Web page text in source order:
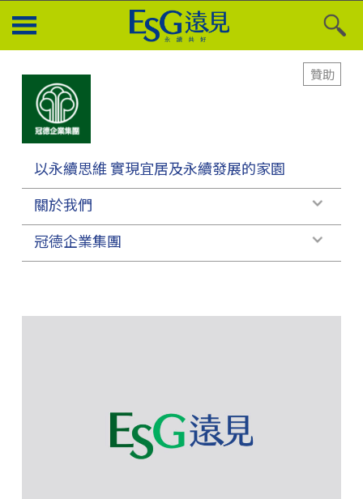
贊助
以永續思維 實現宜居及永續發展的家園
關於我們
冠德企業集團